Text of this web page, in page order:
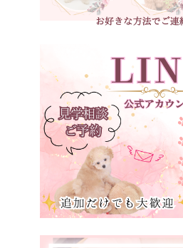
ベージュ三重県
大阪府
兵庫県
奈良県
和歌山県
鳥取県
島根県
岡山県
広島県
山口県